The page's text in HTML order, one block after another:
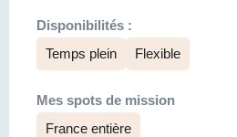
Disponibilités :
Temps plein
Flexible
Mes spots de mission
France entière